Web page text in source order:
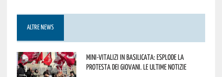
ALTRE NEWS
Mini-vitalizi in Basilicata: esplode la
protesta dei giovani. Le ultime notizie